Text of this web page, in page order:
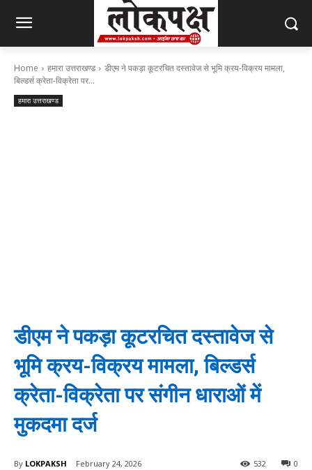
Home हमारा उत्तराखण्ड
डीएम ने पकड़ा कूटरचित दस्तावेज से भूमि क्रय-विक्रय मामला,
बिल्डर्स क्रेता-विक्रेता पर...
हमारा उत्तराखण्ड
डीएम ने पकड़ा कूटरचित दस्तावेज से
भूमि क्रय-विक्रय मामला, बिल्डर्स
क्रेता-विक्रेता पर संगीन धाराओं में
मुकदमा दर्ज
By LOKPAKSH February 24, 2026 0
532